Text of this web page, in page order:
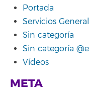
Portada
Servicios
Sin categoría
Sin categoría
Vídeos
META